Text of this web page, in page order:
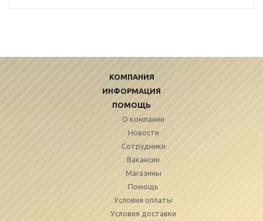
КОМПАНИЯ
ИНФОРМАЦИЯ
ПОМОЩЬ
О компании
Новости
Сотрудники
Вакансии
Магазины
Помощь
Условия оплаты
Условия доставки